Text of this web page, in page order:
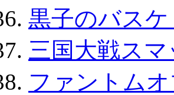
黒子のバスケ
三国大戦スマ
ファントム